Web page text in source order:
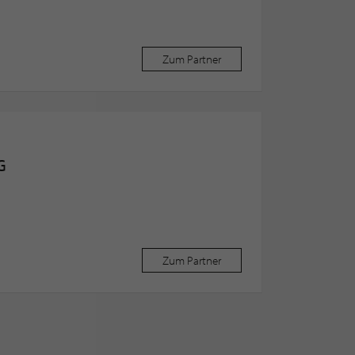
Zum Partner
Zum Partner